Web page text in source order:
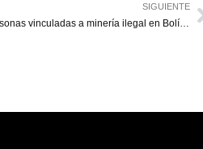
SIGUIENTE
Detienen a tres personas vinculadas a minería ilegal en Bolívar